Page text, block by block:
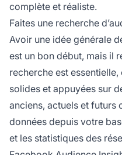
complète et réaliste.
Faites une recherche
Avoir une idée générale
est un bon début, mais il
recherche est
solides et appuyées sur
anciens, actuels et futurs
données depuis votre
et les statistiques des